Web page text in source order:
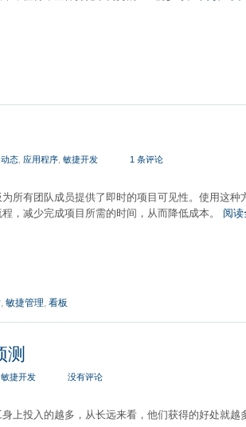
动态 应用程序 敏捷开发 1 条评论
所有团队成员提供了即时的项目可见性。使用这种
程，减少完成项目所需的时间，从而降低成本。 阅读
, 敏捷管理, 看板
测
敏捷开发 没有评论
上投入的越多，从长远来看，他们获得的好处就越